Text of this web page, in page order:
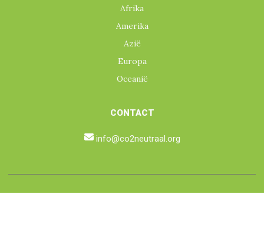
Afrika
Amerika
Azië
Europa
Oceanië
CONTACT
info@co2neutraal.org
© 2026 GREEN EARTH GROUP NV | Ontwikkeld door